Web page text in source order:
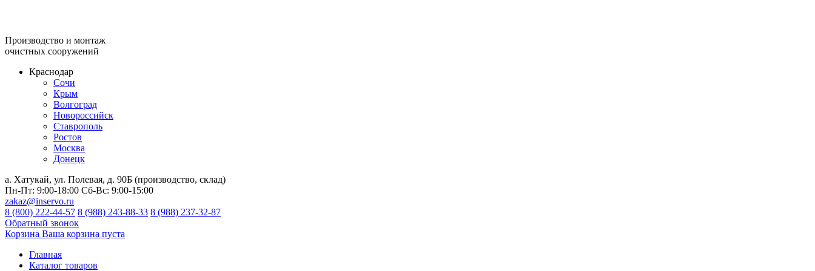
Производство и монтаж
очистных сооружений
Краснодар
Сочи
Крым
Волгоград
Новороссийск
Ставрополь
Ростов
Москва
Донецк
а. Хатукай, ул. Полевая, д. 90Б (производство, склад)
Пн-Пт: 9:00-18:00 Сб-Вс: 9:00-15:00
zakaz@inservo.ru
8 (800) 222-44-57 8 (988) 243-88-33 8 (988) 237-32-87
Обратный звонок
Корзина Ваша корзина пуста
Главная
Каталог товаров